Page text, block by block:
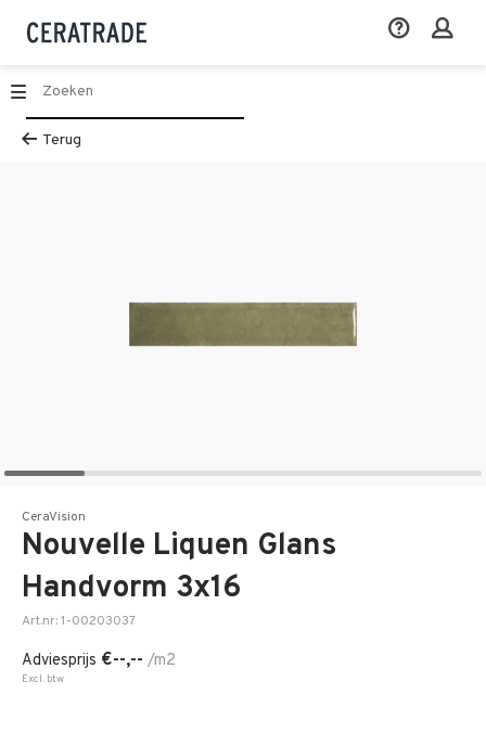
Terug
CeraVision
Nouvelle Liquen Glans
Handvorm 3x16
Art.nr: 1-00203037
Adviesprijs €--,-- /m2
Excl. btw